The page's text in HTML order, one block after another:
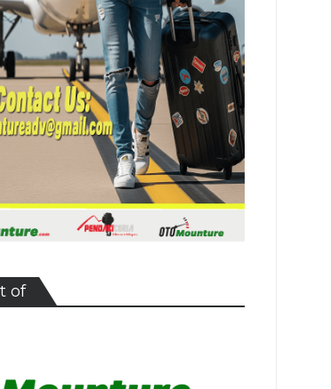
of